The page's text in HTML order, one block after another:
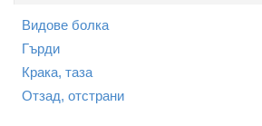
Видове болка
Гърди
Крака, таза
Отзад, отстрани